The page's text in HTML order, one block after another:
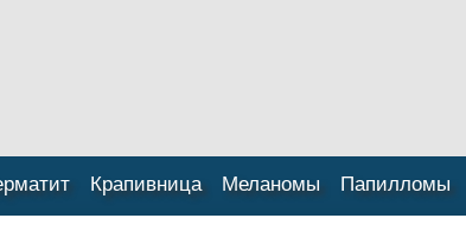
Крапивница Меланомы Папилломы